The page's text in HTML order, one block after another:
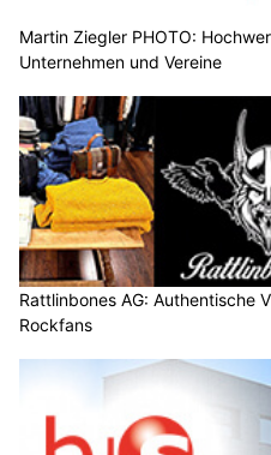
Martin Ziegler PHOTO:
Unternehmen und Vereine
Rattlinbones AG: Authentische
Rockfans